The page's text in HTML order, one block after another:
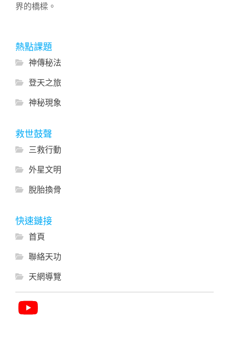
界的橋樑。
熱點課題
神傳秘法
登天之旅
神秘現象
救世鼓聲
三救行動
外星文明
脫胎換骨
快速鏈接
首頁
聯絡天功
天網導覽